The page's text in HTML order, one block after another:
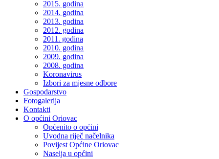
2015. godina
2014. godina
2013. godina
2012. godina
2011. godina
2010. godina
2009. godina
2008. godina
Koronavirus
Izbori za mjesne odbore
Gospodarstvo
Fotogalerija
Kontakti
O općini Oriovac
Općenito o općini
Uvodna riječ načelnika
Povijest Općine Oriovac
Naselja u općini